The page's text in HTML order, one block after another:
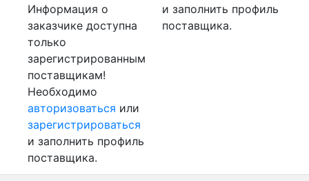
Информация о
заказчике доступна
только
зарегистрированным
поставщикам!
Необходимо
авторизоваться или
зарегистрироваться
и заполнить профиль
поставщика.
и заполнить профиль
поставщика.